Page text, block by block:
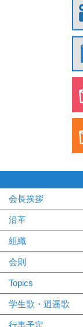
会長挨拶
沿革
組織
会則
Topics
学生歌・逍遥歌
行事予定